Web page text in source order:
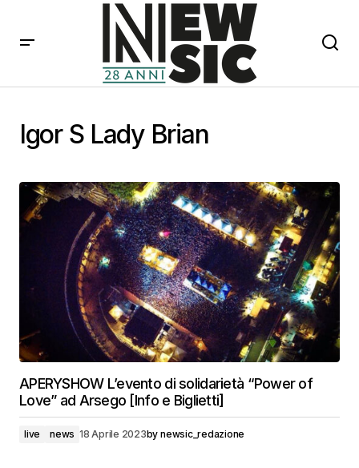
Igor S Lady Brian
APERYSHOW L’evento di solidarietà “Power of
Love” ad Arsego [Info e Biglietti]
live news 18 Aprile 2023by newsic_redazione